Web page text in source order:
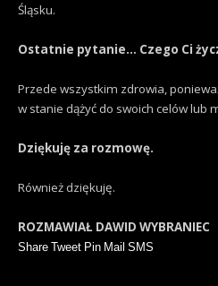
Śląsku.
Ostatnie pytanie… Czego Ci
Przede wszystkim zdrowia,
w stanie dążyć do swoich celów lub
Dziękuję za rozmowę.
Również dziękuję.
ROZMAWIAŁ DAWID WYBRANIEC
Share Tweet Pin Mail SMS